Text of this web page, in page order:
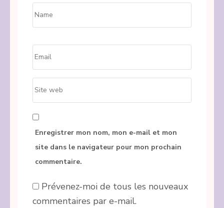
Enregistrer mon nom, mon e-mail et mon
site dans le navigateur pour mon prochain
commentaire.
Prévenez-moi de tous les nouveaux
commentaires par e-mail.